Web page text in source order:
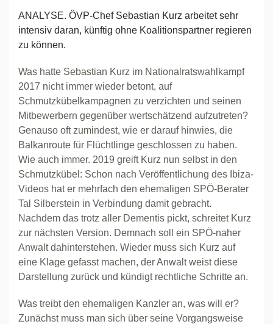
ANALYSE. ÖVP-Chef Sebastian Kurz arbeitet sehr
intensiv daran, künftig ohne Koalitionspartner regieren
zu können.
Was hatte Sebastian Kurz im Nationalratswahlkampf
2017 nicht immer wieder betont, auf
Schmutzkübelkampagnen zu verzichten und seinen
Mitbewerbern gegenüber wertschätzend aufzutreten?
Genauso oft zumindest, wie er darauf hinwies, die
Balkanroute für Flüchtlinge geschlossen zu haben.
Wie auch immer. 2019 greift Kurz nun selbst in den
Schmutzkübel: Schon nach Veröffentlichung des Ibiza-
Videos hat er mehrfach den ehemaligen SPÖ-Berater
Tal Silberstein in Verbindung damit gebracht.
Nachdem das trotz aller Dementis pickt, schreitet Kurz
zur nächsten Version. Demnach soll ein SPÖ-naher
Anwalt dahinterstehen. Wieder muss sich Kurz auf
eine Klage gefasst machen, der Anwalt weist diese
Darstellung zurück und kündigt rechtliche Schritte an.
Was treibt den ehemaligen Kanzler an, was will er?
Zunächst muss man sich über seine Vorgangsweise